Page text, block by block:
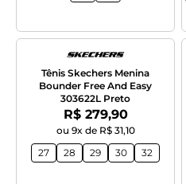
Tênis Skechers Menina
Bounder Free And Easy
303622L Preto
Por:
R$ 279,90
ou 9x de R$ 31,10
27
28 29 30 32